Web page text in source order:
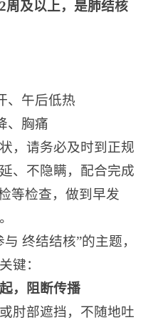
周及以上，是肺结核
、午后低热
、胸痛
，请务必及时到正规
、不隐瞒，配合完成
等检查，做到早发
终结结核”的主题，
键：
，阻断传播
肘部遮挡，不随地吐